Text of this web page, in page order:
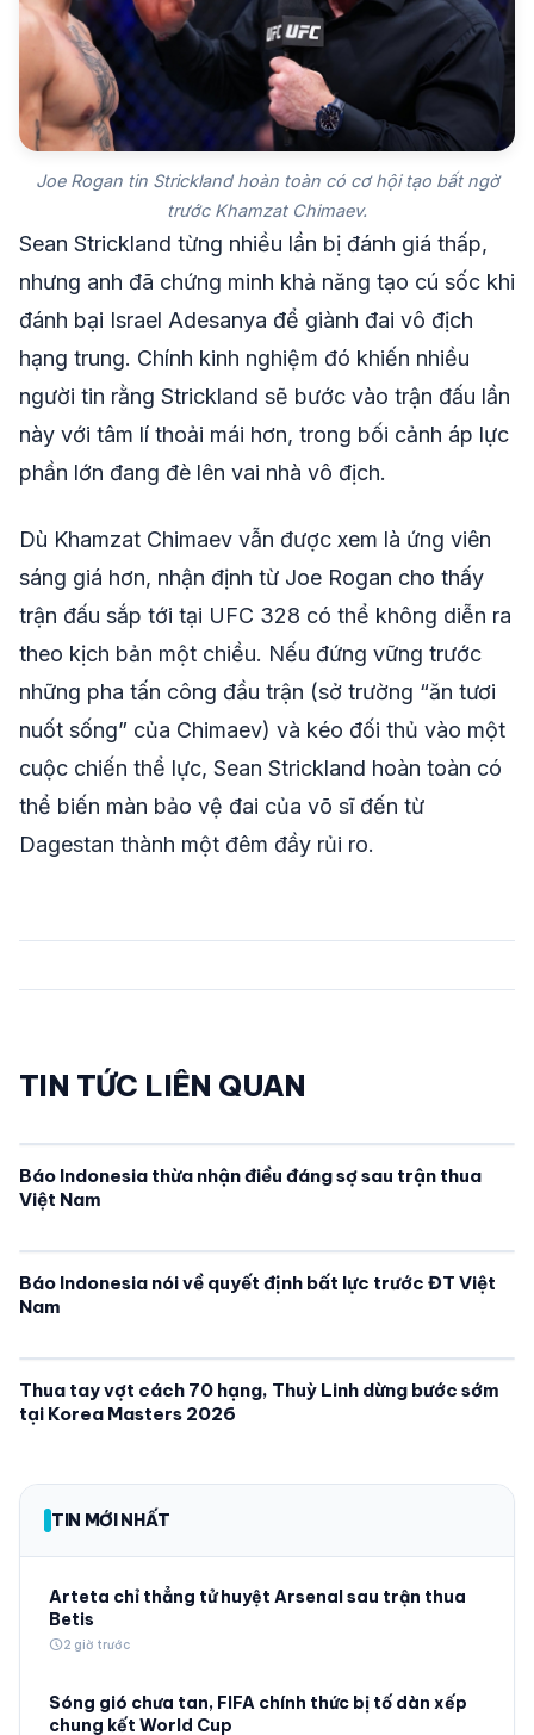
Joe Rogan tin Strickland hoàn toàn có cơ hội tạo bất ngờ
trước Khamzat Chimaev.
Sean Strickland từng nhiều lần bị đánh giá thấp,
nhưng anh đã chứng minh khả năng tạo cú sốc khi
đánh bại Israel Adesanya để giành đai vô địch
hạng trung. Chính kinh nghiệm đó khiến nhiều
người tin rằng Strickland sẽ bước vào trận đấu lần
này với tâm lí thoải mái hơn, trong bối cảnh áp lực
phần lớn đang đè lên vai nhà vô địch.
Dù Khamzat Chimaev vẫn được xem là ứng viên
sáng giá hơn, nhận định từ Joe Rogan cho thấy
trận đấu sắp tới tại UFC 328 có thể không diễn ra
theo kịch bản một chiều. Nếu đứng vững trước
những pha tấn công đầu trận (sở trường “ăn tươi
nuốt sống” của Chimaev) và kéo đối thủ vào một
cuộc chiến thể lực, Sean Strickland hoàn toàn có
thể biến màn bảo vệ đai của võ sĩ đến từ
Dagestan thành một đêm đầy rủi ro.
TIN TỨC LIÊN QUAN
Báo Indonesia thừa nhận điều đáng sợ sau trận thua
Việt Nam
Báo Indonesia nói về quyết định bất lực trước ĐT Việt
Nam
Thua tay vợt cách 70 hạng, Thuỳ Linh dừng bước sớm
tại Korea Masters 2026
TIN MỚI NHẤT
Arteta chỉ thẳng tử huyệt Arsenal sau trận thua
Betis
schedule2 giờ trước
Sóng gió chưa tan, FIFA chính thức bị tố dàn xếp
chung kết World Cup